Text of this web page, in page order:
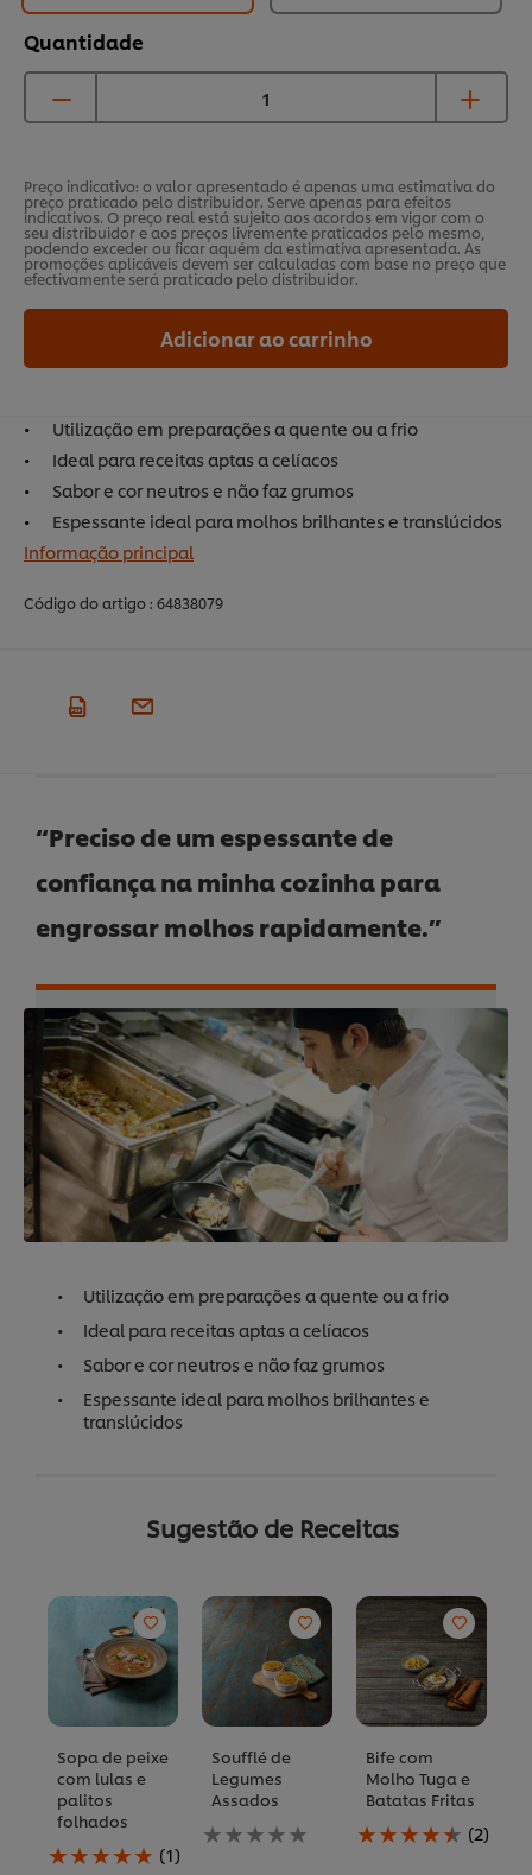
Quantidade
Preço indicativo: o valor apresentado é apenas uma estimativa do
preço praticado pelo distribuidor. Serve apenas para efeitos
indicativos. O preço real está sujeito aos acordos em vigor com o
seu distribuidor e aos preços livremente praticados pelo mesmo,
podendo exceder ou ficar aquém da estimativa apresentada. As
promoções aplicáveis devem ser calculadas com base no preço que
efectivamente será praticado pelo distribuidor.
Adicionar ao carrinho
Utilização em preparações a quente ou a frio
Ideal para receitas aptas a celíacos
Sabor e cor neutros e não faz grumos
Espessante ideal para molhos brilhantes e translúcidos
Informação principal
Código do artigo : 64838079
“Preciso de um espessante de
confiança na minha cozinha para
engrossar molhos rapidamente.”
Utilização em preparações a quente ou a frio
Ideal para receitas aptas a celíacos
Sabor e cor neutros e não faz grumos
Espessante ideal para molhos brilhantes e
translúcidos
Sugestão de Receitas
Sopa de peixe
com lulas e
palitos
folhados
A
classificação
(1)
Soufflé de
Legumes
Assados
Nenhuma
avaliação
Bife com
Molho Tuga e
Batatas Fritas
A
classificação
(2)